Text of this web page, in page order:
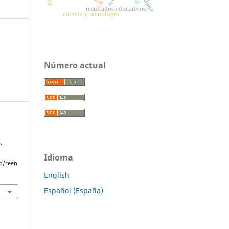
reen
resultados educativos
ciencia y tecnología
Número actual
Idioma
English
Español (España)